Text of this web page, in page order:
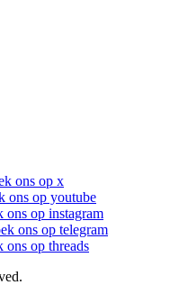
ons op x
ons op youtube
ons op instagram
ons op telegram
ons op threads